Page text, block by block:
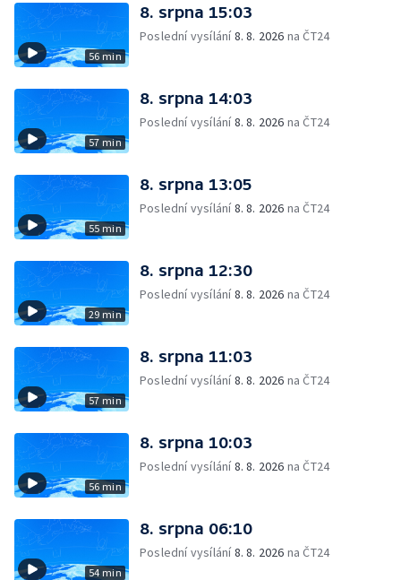
56 min
8. srpna 15:03
Poslední vysílání8. 8. 2026 na ČT24
57 min
8. srpna 14:03
Poslední vysílání8. 8. 2026 na ČT24
55 min
8. srpna 13:05
Poslední vysílání8. 8. 2026 na ČT24
29 min
8. srpna 12:30
Poslední vysílání8. 8. 2026 na ČT24
57 min
8. srpna 11:03
Poslední vysílání8. 8. 2026 na ČT24
56 min
8. srpna 10:03
Poslední vysílání8. 8. 2026 na ČT24
54 min
8. srpna 06:10
Poslední vysílání8. 8. 2026 na ČT24